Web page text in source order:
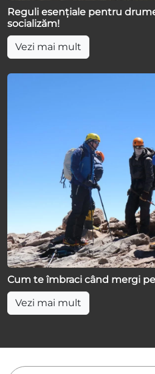
Reguli esențiale pentru
socializăm!
Vezi mai mult
Cum te îmbraci când mergi
Vezi mai mult